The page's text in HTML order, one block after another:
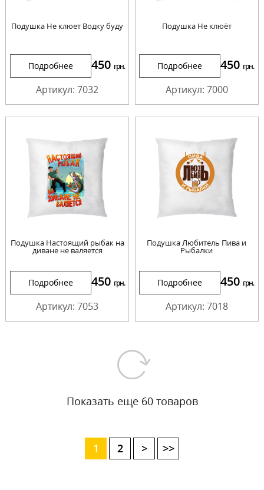
Подушка Не клюет Водку буду
Подробнее 450 грн.
Артикул: 7032
Подушка Не клюёт
Подробнее 450 грн.
Артикул: 7000
Подушка Настоящий рыбак на
диване не валяется
Подробнее 450 грн.
Артикул: 7053
Подушка Любитель Пива и
Рыбалки
Подробнее 450 грн.
Артикул: 7018
Показать еще 60 товаров
1 2 > >>